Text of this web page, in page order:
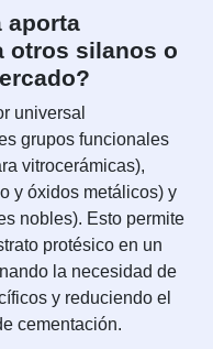
aporta
otros silanos o
universal
grupos funcionales
vitrocerámicas),
y óxidos metálicos) y
nobles). Esto permite
protésico en un
la necesidad de
y reduciendo el
cementación.